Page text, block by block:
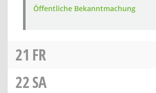
Öffentliche Bekanntmachung
21 FR
22SA